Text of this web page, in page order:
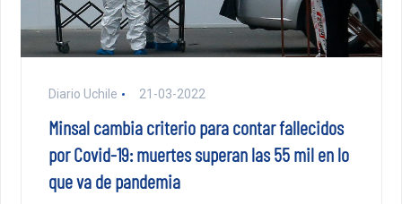
Diario Uchile 21-03-2022
Minsal cambia criterio para contar fallecidos
por Covid-19: muertes superan las 55 mil en lo
que va de pandemia